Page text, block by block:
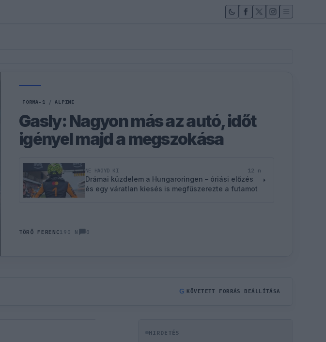
FORMA-1 / ALPINE
Gasly: Nagyon más az autó, időt
igényel majd a megszokása
NE HAGYD KI 12 n
Drámai küzdelem a Hungaroringen – óriási előzés
és egy váratlan kiesés is megfűszerezte a futamot
TÖRŐ FERENC190 N 0
G KÖVETETT FORRÁS BEÁLLÍTÁSA
HIRDETÉS